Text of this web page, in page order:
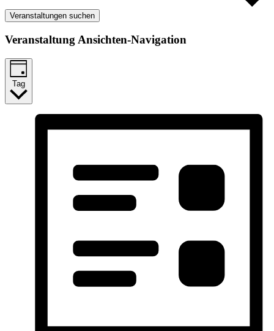
Veranstaltungen suchen
Veranstaltung Ansichten-Navigation
Tag